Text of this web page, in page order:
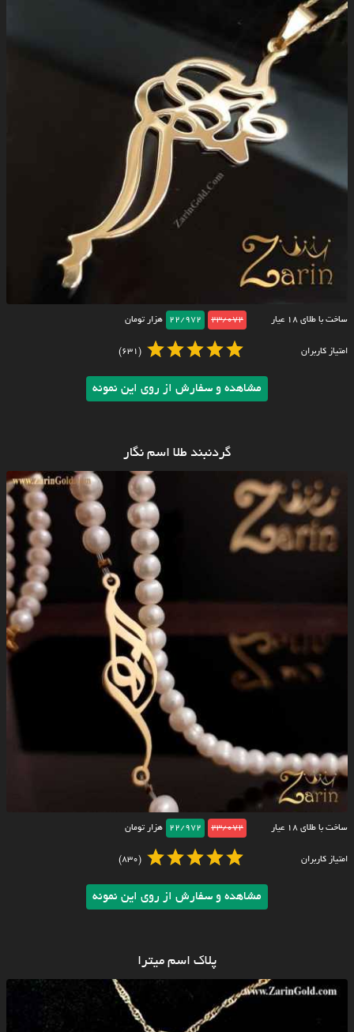
ساخت با طلای ۱۸ عیار 23/072
22/972 هزار تومان
امتیاز کاربران (631)
مشاهده و سفارش از روی این نمونه
گردنبند طلا اسم نگار
ساخت با طلای ۱۸ عیار 23/072
22/972 هزار تومان
امتیاز کاربران (830)
مشاهده و سفارش از روی این نمونه
پلاک اسم میترا